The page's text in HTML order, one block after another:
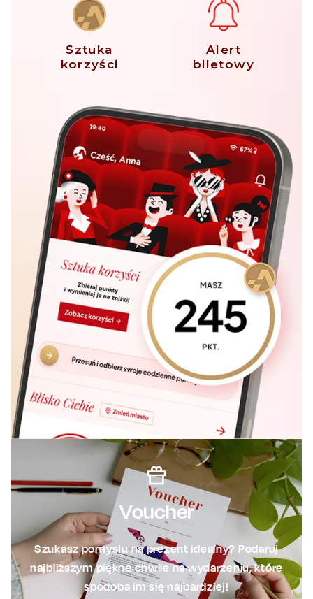
Sztuka
korzyści
Alert
biletowy
Voucher
Szukasz pomysłu na prezent idealny? Podaruj
najbliższym piękne chwile na wydarzeniu, które
spodoba im się najbardziej!